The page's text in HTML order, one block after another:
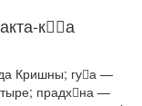
ка
Кришны; гуа —
прадхна —